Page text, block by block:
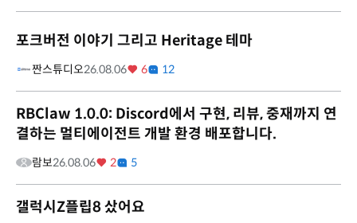
포크버전 이야기 그리고 Heritage 테마
짠스튜디오26.08.06 6 12
RBClaw 1.0.0: Discord에서 구현, 리뷰, 중재까지 연
결하는 멀티에이전트 개발 환경 배포합니다.
람보26.08.06 2 5
갤럭시Z플립8 샀어요